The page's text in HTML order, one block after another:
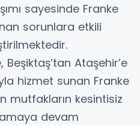
sayesinde Franke
sorunlara etkili
Beşiktaş’tan Ataşehir’e
hizmet sunan Franke
mutfakların kesintisiz
devam